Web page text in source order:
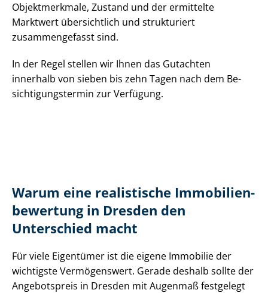
Objektmerkmale, Zustand und der ermittelte
Marktwert übersichtlich und strukturiert
zusammengefasst sind.
In der Regel stellen wir Ihnen das Gutachten
innerhalb von sieben bis zehn Tagen nach dem Be­
sich­ti­gungs­ter­min zur Verfügung.
Warum eine realistische Im­mo­bi­li­en­
be­wer­tung in Dresden den
Unterschied macht
Für viele Eigentümer ist die eigene Immobilie der
wichtigste Vermögenswert. Gerade deshalb sollte der
Angebotspreis in Dresden mit Augenmaß festgelegt